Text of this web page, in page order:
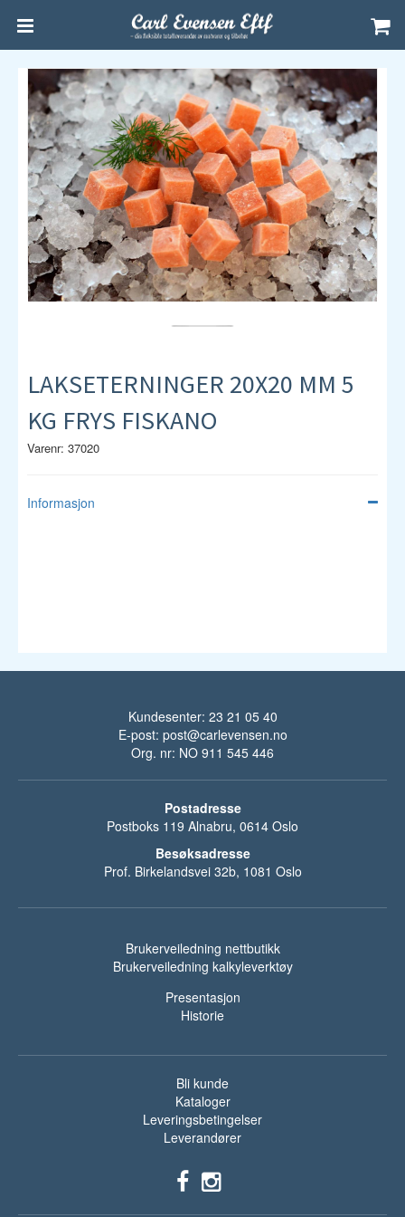
LAKSETERNINGER 20X20 MM 5
KG FRYS FISKANO
Varenr: 37020
Informasjon
Kundesenter: 23 21 05 40
E-post: post@carlevensen.no
Org. nr: NO 911 545 446
Postadresse
Postboks 119 Alnabru, 0614 Oslo
Besøksadresse
Prof. Birkelandsvei 32b, 1081 Oslo
Brukerveiledning nettbutikk
Brukerveiledning kalkyleverktøy
Presentasjon
Historie
Bli kunde
Kataloger
Leveringsbetingelser
Leverandører